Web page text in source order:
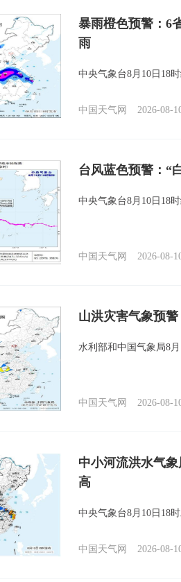
暴雨橙色预警：6
雨
中央气象台8月10日18
中国天气网 2026-08-
台风蓝色预警：“
中央气象台8月10日18
中国天气网 2026-08-
山洪灾害气象预
水利部和中国气象局8
中国天气网 2026-08-
中小河流洪水气
高
中央气象台8月10日18
中国天气网 2026-08-